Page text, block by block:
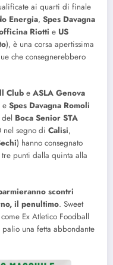
ai quarti di finale
Energia, Spes Davagna
Riotti e US
), è una corsa apertissima
che consegnerebbero
Club e ASLA Genova
e Spes Davagna Romoli
Boca Senior STA
nel segno di Calisi,
) hanno consegnato
punti dalla quinta alla
scontri
il penultimo. Sweet
Ex Atletico Foodball
una fetta abbondante